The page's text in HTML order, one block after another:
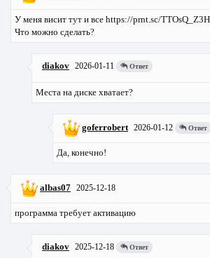
У меня висит тут и все https://prnt.sc/
Что можно сделать?
diakov 2026-01-11 Ответ
Места на диске хватает?
goferrobert 2026-01-12 Ответ
Да, конечно!
albas07 2025-12-18
программа требует активацию
diakov 2025-12-18 Ответ